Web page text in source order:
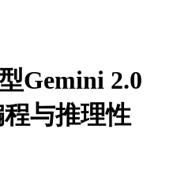
Gemini 2.0
与推理性